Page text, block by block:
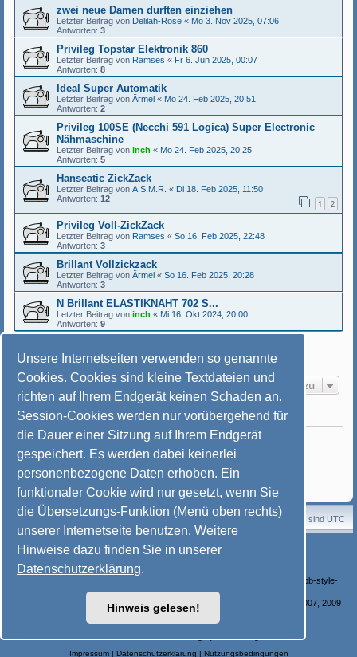
Unsere Internetseiten verwenden so genannte
Cookies. Cookies sind kleine Textdateien und
richten auf Ihrem Endgerät keinen Schaden an.
Session-Cookies werden nur vorübergehend für
die Dauer einer Sitzung auf Ihrem Endgerät
gespeichert. Es werden dabei keinerlei
personenbezogene Daten erhoben. Ein
funktionaler Cookie wird nur gesetzt, wenn Sie
die Übersetzungs-Funktion (Menü oben rechts)
unserer Internetseite benutzen. Weitere
Hinweise dazu finden Sie in unserer
Datenschutzerklärung.
Hinweis gelesen!
zwei neue Damen durften einziehen
Letzter Beitrag von Delilah-Rose « Mo 3. Nov 2025, 07:06
Antworten: 3
Privileg Topstar Elektronik 860
Letzter Beitrag von Ramses « Fr 6. Jun 2025, 00:07
Antworten: 8
Ideal Super Automatik
Letzter Beitrag von Ärmel « Mo 24. Feb 2025, 20:51
Antworten: 2
Privileg 100SE (Necchi 591 Logica) Super Electronic
Nähmaschine
Letzter Beitrag von inch « Mo 24. Feb 2025, 20:25
Antworten: 5
Hanseatic ZickZack
Letzter Beitrag von A.S.M.R. « Di 18. Feb 2025, 11:50
Antworten: 12 1 2
Privileg Voll-ZickZack
Letzter Beitrag von Ramses « So 16. Feb 2025, 22:48
Antworten: 3
Brillant Vollzickzack
Letzter Beitrag von Ärmel « So 16. Feb 2025, 20:28
Antworten: 3
N Brillant ELASTIKNAHT 702 S...
Letzter Beitrag von inch « Mi 16. Okt 2024, 20:00
Antworten: 9
19 Themen • Seite1 von1
Gehe zu
BERECHTIGUNGEN IN DIESEM FORUM
Du darfstkeine neuen Themen in diesem Forum erstellen.
Du darfst deine Beiträge in diesem Forumnichtändern.
Du darfst deine Beiträge in diesem Forum
nicht
löschen.
Du darfst keineDateianhänge in diesem Forum erstellen.
Portal Foren-Übersicht Alle Zeiten sind UTC
Deutsche Übersetzung durchphpBB.de
Style: © Nähmaschinenfreunde e. V. von
http://phpbb-style-
design.de/
Bilder-Galerie: Powered by phpBB Gallery /
http://www.flying-bits.org/
/ © 2007, 2009
nickvergessen
Nähmaschine Icons erstellt von Freepik - Flaticon
Impressum | Datenschutzerklärung | Nutzungsbedingungen